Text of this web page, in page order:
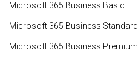
Microsoft 365 Business Basic
Microsoft 365 Business Standard
Microsoft 365 Business Premium